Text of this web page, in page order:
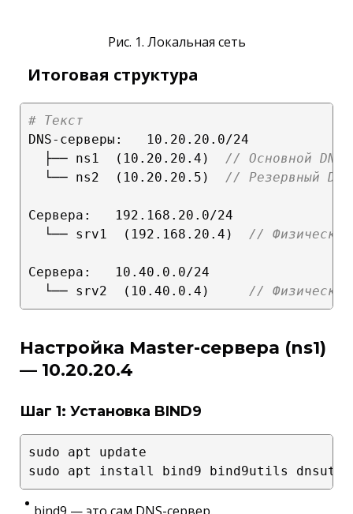
Рис. 1. Локальная сеть
Итоговая структура
# Текст
DNS-серверы:   10.20.20.0/24
  ├── ns1  (10.20.20.4)
// Основной
  └── ns2  (10.20.20.5)
// Резервный
Сервера:   192.168.20.0/24
  └── srv1  (192.168.20.4)
//
Сервера:   10.40.0.0/24
  └── srv2  (10.40.0.4)
//
Настройка Master-сервера (ns1)
— 10.20.20.4
Шаг 1: Установка BIND9
sudo apt update